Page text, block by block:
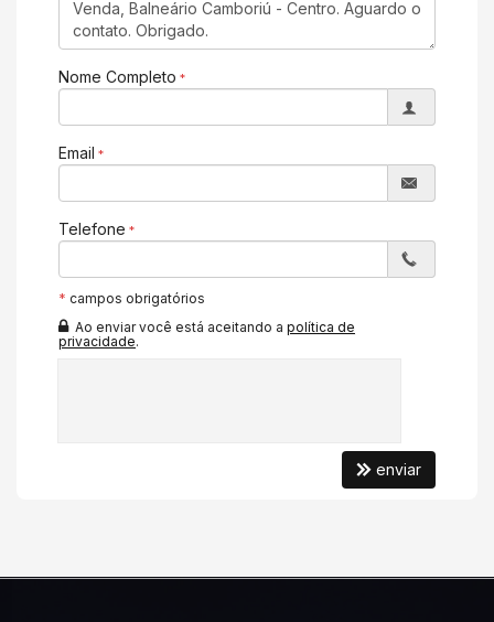
Acessibilidade para PNE
Nome Completo
Email
Telefone
* campos obrigatórios
Ao enviar você está aceitando a política de
privacidade.
enviar